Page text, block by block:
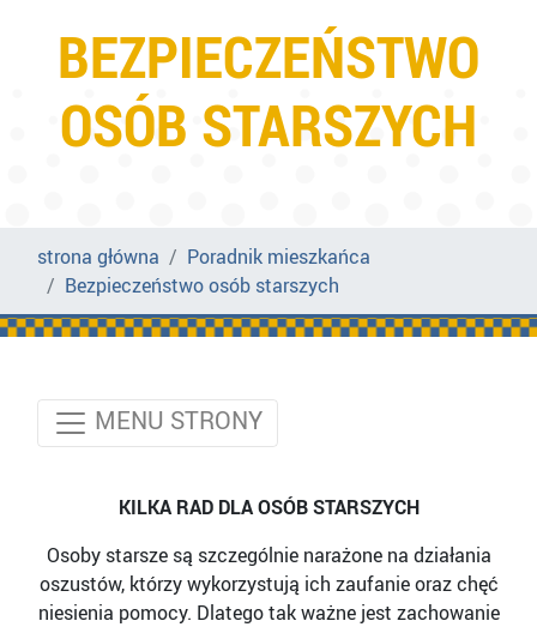
BEZPIECZEŃSTWO
OSÓB STARSZYCH
strona główna
Poradnik mieszkańca
Bezpieczeństwo osób starszych
MENU STRONY
KILKA RAD DLA OSÓB STARSZYCH
Osoby starsze są szczególnie narażone na działania
oszustów, którzy wykorzystują ich zaufanie oraz chęć
niesienia pomocy. Dlatego tak ważne jest zachowanie